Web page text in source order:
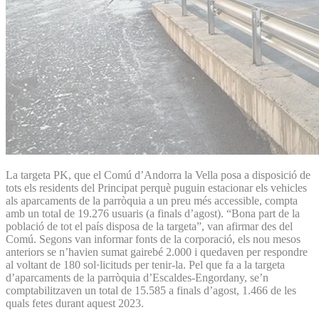
La targeta PK, que el Comú d’Andorra la Vella posa a disposició de
tots els residents del Principat perquè puguin estacionar els vehicles
als aparcaments de la parròquia a un preu més accessible, compta
amb un total de 19.276 usuaris (a finals d’agost). “Bona part de la
població de tot el país disposa de la targeta”, van afirmar des del
Comú. Segons van informar fonts de la corporació, els nou mesos
anteriors se n’havien sumat gairebé 2.000 i quedaven per respondre
al voltant de 180 sol·licituds per tenir-la. Pel que fa a la targeta
d’aparcaments de la parròquia d’Escaldes-Engordany, se’n
comptabilitzaven un total de 15.585 a finals d’agost, 1.466 de les
quals fetes durant aquest 2023.